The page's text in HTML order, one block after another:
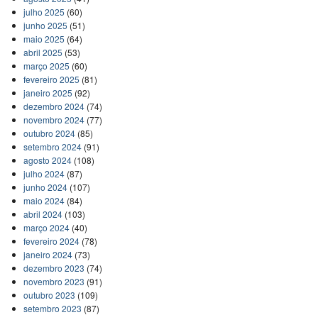
julho 2025 (60)
junho 2025 (51)
maio 2025 (64)
abril 2025 (53)
março 2025 (60)
fevereiro 2025 (81)
janeiro 2025 (92)
dezembro 2024(74)
novembro 2024(77)
outubro 2024(85)
setembro 2024(91)
agosto 2024(108)
julho 2024(87)
junho 2024(107)
maio 2024(84)
abril 2024(103)
março 2024(40)
fevereiro 2024(78)
janeiro 2024(73)
dezembro 2023 (74)
novembro 2023 (91)
outubro 2023 (109)
setembro 2023 (87)